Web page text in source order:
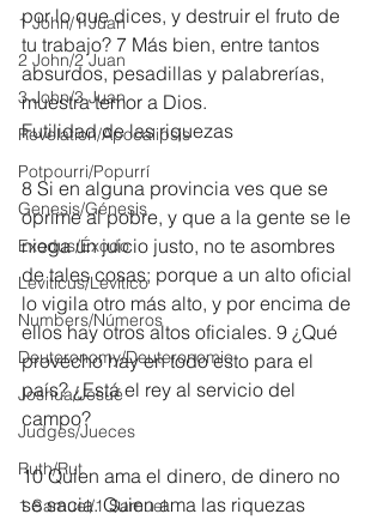
1 John/1 Juan
2 John/2 Juan
3 John/3 Juan
Revelation/Apocalipsis
Potpourri/Popurrí
Genesis/Génesis
Exodus/Éxodo
Leviticus/Levítico
Numbers/Números
Deuteronomy/Deuteronomio
Joshua/Josué
Judges/Jueces
Ruth/Rut
1 Samuel/1 Samuel
por lo que dices, y destruir el fruto de
tu trabajo? 7 Más bien, entre tantos
absurdos, pesadillas y palabrerías,
muestra temor a Dios.
Futilidad de las riquezas
8 Si en alguna provincia ves que se
oprime al pobre, y que a la gente se le
niega un juicio justo, no te asombres
de tales cosas; porque a un alto oficial
lo vigila otro más alto, y por encima de
ellos hay otros altos oficiales. 9 ¿Qué
provecho hay en todo esto para el
país? ¿Está el rey al servicio del
campo?
10 Quien ama el dinero, de dinero no
se sacia. Quien ama las riquezas